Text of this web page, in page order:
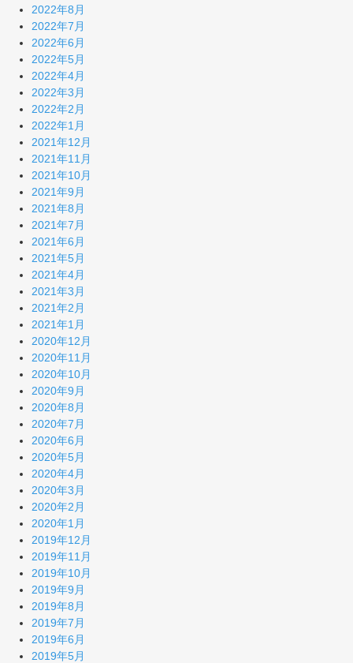
2022年8月
2022年7月
2022年6月
2022年5月
2022年4月
2022年3月
2022年2月
2022年1月
2021年12月
2021年11月
2021年10月
2021年9月
2021年8月
2021年7月
2021年6月
2021年5月
2021年4月
2021年3月
2021年2月
2021年1月
2020年12月
2020年11月
2020年10月
2020年9月
2020年8月
2020年7月
2020年6月
2020年5月
2020年4月
2020年3月
2020年2月
2020年1月
2019年12月
2019年11月
2019年10月
2019年9月
2019年8月
2019年7月
2019年6月
2019年5月